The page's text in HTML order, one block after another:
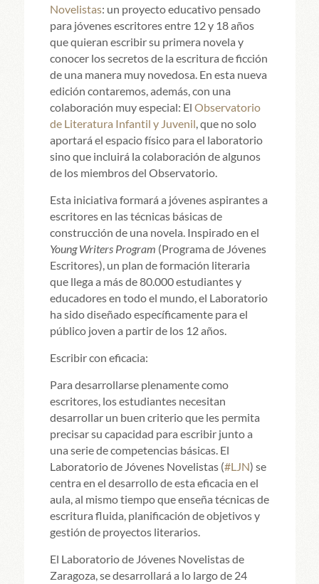
Novelistas: un proyecto educativo pensado
para jóvenes escritores entre 12 y 18 años
que quieran escribir su primera novela y
conocer los secretos de la escritura de ficción
de una manera muy novedosa. En esta nueva
edición contaremos, además, con una
colaboración muy especial: El Observatorio
de Literatura Infantil y Juvenil, que no solo
aportará el espacio físico para el laboratorio
sino que incluirá la colaboración de algunos
de los miembros del Observatorio.
Esta iniciativa formará a jóvenes aspirantes a
escritores en las técnicas básicas de
construcción de una novela. Inspirado en el
Young Writers Program (Programa de Jóvenes
Escritores), un plan de formación literaria
que llega a más de 80.000 estudiantes y
educadores en todo el mundo, el Laboratorio
ha sido diseñado específicamente para el
público joven a partir de los 12 años.
Escribir con eficacia:
Para desarrollarse plenamente como
escritores, los estudiantes necesitan
desarrollar un buen criterio que les permita
precisar su capacidad para escribir junto a
una serie de competencias básicas. El
Laboratorio de Jóvenes Novelistas (#LJN) se
centra en el desarrollo de esta eficacia en el
aula, al mismo tiempo que enseña técnicas de
escritura fluida, planificación de objetivos y
gestión de proyectos literarios.
El Laboratorio de Jóvenes Novelistas de
Zaragoza, se desarrollará a lo largo de 24